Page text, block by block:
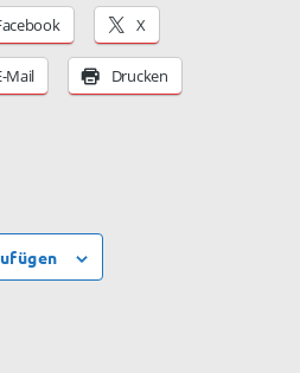
X
Mail Drucken